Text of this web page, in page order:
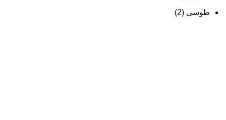
طوسی (2)